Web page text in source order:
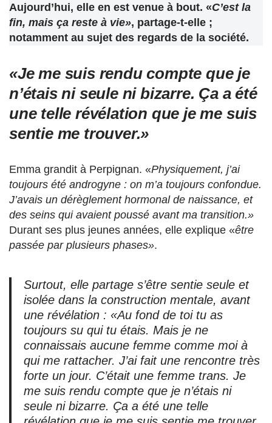
Aujourd’hui, elle en est venue à bout. «C’est la
fin, mais ça reste à vie», partage-t-elle ;
notamment au sujet des regards de la société.
«Je me suis rendu compte que je
n’étais ni seule ni bizarre. Ça a été
une telle révélation que je me suis
sentie me trouver.»
Emma grandit à Perpignan. «Physiquement, j’ai
toujours été androgyne : on m’a toujours confondue.
J’avais un dérèglement hormonal de naissance, et
des seins qui avaient poussé avant ma transition.»
Durant ses plus jeunes années, elle explique «être
passée par plusieurs phases».
Surtout, elle partage s’être sentie seule et
isolée dans la construction mentale, avant
une révélation : «Au fond de toi tu as
toujours su qui tu étais. Mais je ne
connaissais aucune femme comme moi à
qui me rattacher. J’ai fait une rencontre très
forte un jour. C’était une femme trans. Je
me suis rendu compte que je n’étais ni
seule ni bizarre. Ça a été une telle